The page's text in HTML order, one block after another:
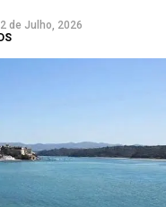
de Julho, 2026